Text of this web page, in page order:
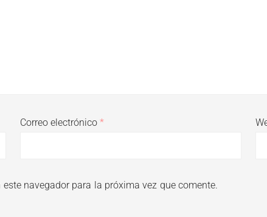
Correo electrónico*
navegador para la próxima vez que comente.